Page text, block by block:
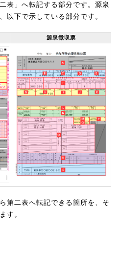
表」へ転記する部分です。源泉
以下で示している部分です。
源泉徴収票
第二表へ転記できる箇所を、そ
す。